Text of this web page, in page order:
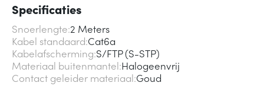
Specificaties
Snoerlengte 2 Meters
Kabel standaard Cat6a
Kabelafscherming S/FTP (S-STP)
Materiaal buitenmantel Halogeenvrij
Contact geleider materiaal Goud